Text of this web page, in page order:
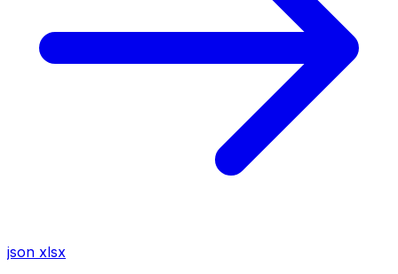
json xlsx